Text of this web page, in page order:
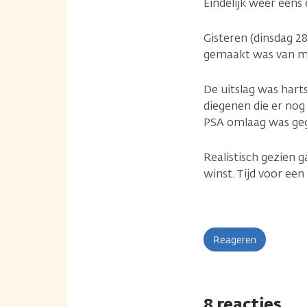
Eindelijk weer
Gisteren (dinsdag
gemaakt was van
De uitslag was
diegenen die er
PSA omlaag was
Realistisch gezien
winst. Tijd voor een
Reageren